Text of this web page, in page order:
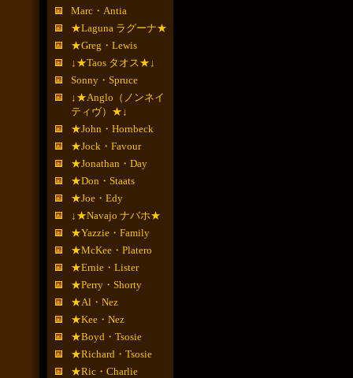
Marc・Antia
★Laguna ラグーナ★
★Greg・Lewis
↓★Taos タオス★↓
Sonny・Spruce
↓★Anglo（ノンネイ
ティヴ）★↓
★John・Hornbeck
★Jock・Favour
★Jonathan・Day
★Don・Staats
★Joe・Edy
↓★Navajo ナバホ★
★Yazzie・Family
★McKee・Platero
★Ernie・Lister
★Perry・Shorty
★Al・Nez
★Kee・Nez
★Boyd・Tsosie
★Richard・Tsosie
★Ric・Charlie